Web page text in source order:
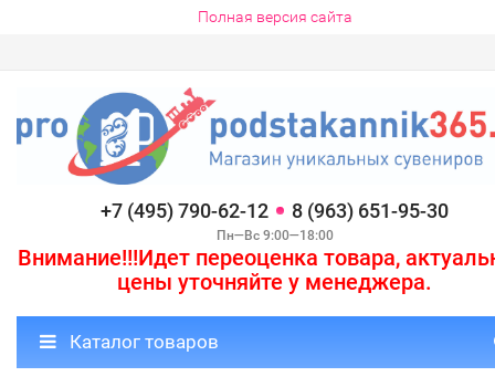
Полная версия сайта
+7 (495) 790-62-12 8 (963) 651-95-30
Пн—Вс 9:00—18:00
Внимание!!!Идет переоценка товара,
цены уточняйте у менеджера.
Каталог товаров